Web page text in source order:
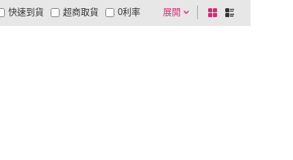
展開
有影片
量 電視購物
快速到貨 超商取貨 0利率
棋
盤
列